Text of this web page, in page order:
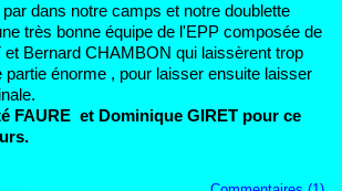
dans notre camps et notre doublette
très bonne équipe de l'EPP composée de
et Bernard CHAMBON qui laissèrent trop
partie énorme , pour laisser ensuite laisser
FAURE et Dominique GIRET pour ce